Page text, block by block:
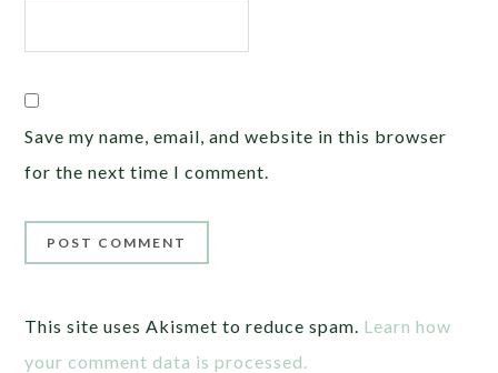
Save my name, email, and website in this browser
for the next time I comment.
This site uses Akismet to reduce spam. Learn how
your comment data is processed.